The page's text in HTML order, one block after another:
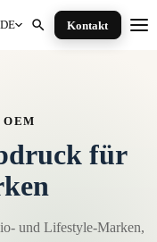
DE Kontakt
OEM
für
und Lifestyle-Marken,